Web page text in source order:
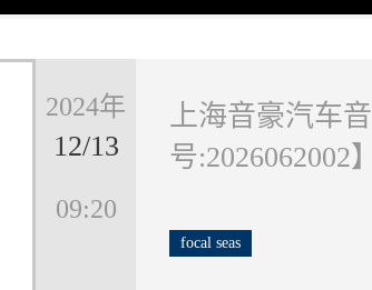
2024年
12/13
09:20
上海音豪汽车
号:2026062002】
focal seas